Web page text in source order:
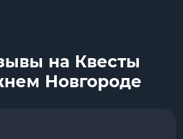
на Квесты
Новгороде